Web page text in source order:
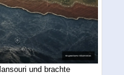
und brachte